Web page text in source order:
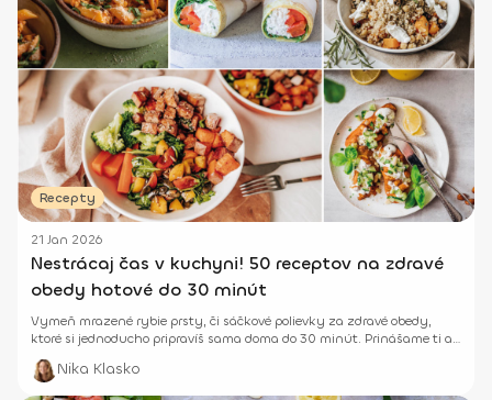
Recepty
21 Jan 2026
Nestrácaj čas v kuchyni! 50 receptov na zdravé
obedy hotové do 30 minút
Vymeň mrazené rybie prsty, či sáčkové polievky za zdravé obedy,
ktoré si jednoducho pripravíš sama doma do 30 minút. Prinášame ti až
24 inšpirácií. ;-)
Nika Klasko